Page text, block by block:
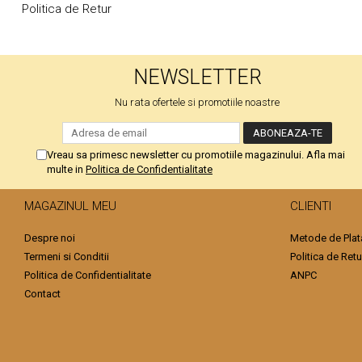
Politica de Retur
NEWSLETTER
Nu rata ofertele si promotiile noastre
Vreau sa primesc newsletter cu promotiile magazinului. Afla mai
multe in Politica de Confidentialitate
MAGAZINUL MEU
Despre noi
Termeni si Conditii
Politica de Confidentialitate
Contact
CLIENTI
Metode de
Politica de
ANPC